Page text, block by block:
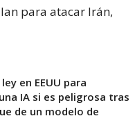
para atacar Irán,
en EEUU para
IA si es peligrosa tras
de un modelo de